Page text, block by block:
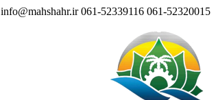
061-52320015
061-52339116
info@mahshahr.ir